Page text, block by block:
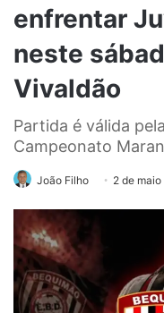
enfrentar
neste
Vivaldão
Partida é válida
Campeonato
João Filho 2 de